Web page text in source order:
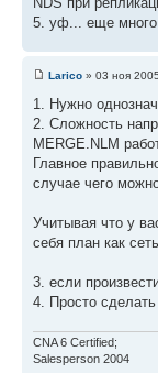
5. уф... еще много
Larico » 03 ноя
1. Нужно
2. Сложность
MERGE.NLM
Главное
случае чего
Учитывая что у
себя план как
3. если
4. Просто
CNA 6 Certified;
Salesperson 2004